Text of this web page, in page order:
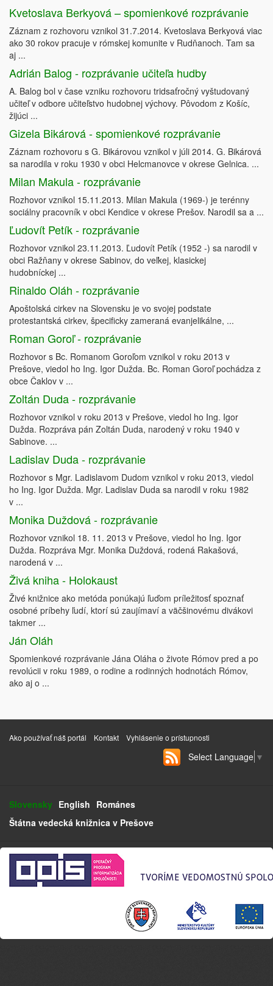
Kvetoslava Berkyová – spomienkové rozprávanie
Záznam z rozhovoru vznikol 31.7.2014. Kvetoslava Berkyová viac
ako 30 rokov pracuje v rómskej komunite v Rudňanoch. Tam sa
aj ...
Adrián Balog - rozprávanie učiteľa hudby
A. Balog bol v čase vzniku rozhovoru tridsaťročný vyštudovaný
učiteľ v odbore učiteľstvo hudobnej výchovy. Pôvodom z Košíc,
žijúci ...
Gizela Bikárová - spomienkové rozprávanie
Záznam rozhovoru s G. Bikárovou vznikol v júli 2014. G. Bikárová
sa narodila v roku 1930 v obci Helcmanovce v okrese Gelnica. ...
Milan Makula - rozprávanie
Rozhovor vznikol 15.11.2013. Milan Makula (1969-) je terénny
sociálny pracovník v obci Kendice v okrese Prešov. Narodil sa a ...
Ľudovít Petík - rozprávanie
Rozhovor vznikol 23.11.2013. Ľudovít Petík (1952 -) sa narodil v
obci Ražňany v okrese Sabinov, do veľkej, klasickej
hudobníckej ...
Rinaldo Oláh - rozprávanie
Apoštolská cirkev na Slovensku je vo svojej podstate
protestantská cirkev, špecificky zameraná evanjelikálne, ...
Roman Goroľ - rozprávanie
Rozhovor s Bc. Romanom Goroľom vznikol v roku 2013 v
Prešove, viedol ho Ing. Igor Dužda. Bc. Roman Goroľ pochádza z
obce Čaklov v ...
Zoltán Duda - rozprávanie
Rozhovor vznikol v roku 2013 v Prešove, viedol ho Ing. Igor
Dužda. Rozpráva pán Zoltán Duda, narodený v roku 1940 v
Sabinove. ...
Ladislav Duda - rozprávanie
Rozhovor s Mgr. Ladislavom Dudom vznikol v roku 2013, viedol
ho Ing. Igor Dužda. Mgr. Ladislav Duda sa narodil v roku 1982
v ...
Monika Duždová - rozprávanie
Rozhovor vznikol 18. 11. 2013 v Prešove, viedol ho Ing. Igor
Dužda. Rozpráva Mgr. Monika Duždová, rodená Rakašová,
narodená v ...
Živá kniha - Holokaust
Živé knižnice ako metóda ponúkajú ľuďom príležitosť spoznať
osobné príbehy ľudí, ktorí sú zaujímaví a väčšinovému divákovi
takmer ...
Ján Oláh
Spomienkové rozprávanie Jána Oláha o živote Rómov pred a po
revolúcii v roku 1989, o rodine a rodinných hodnotách Rómov,
ako aj o ...
Ako používať náš portál Kontakt Vyhlásenie o prístupnosti
Select Language ▼
Slovensky English Románes
Štátna vedecká knižnica v Prešove